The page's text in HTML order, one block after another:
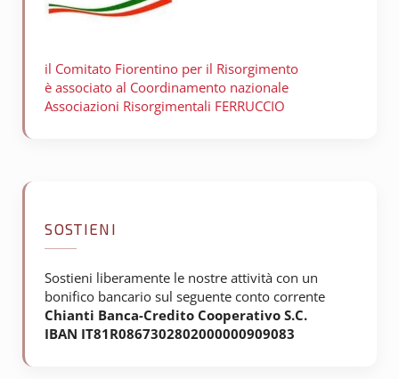
il Comitato Fiorentino per il Risorgimento
è associato al Coordinamento nazionale
Associazioni Risorgimentali FERRUCCIO
SOSTIENI
Sostieni liberamente le nostre attività con un
bonifico bancario sul seguente conto corrente
Chianti Banca-Credito Cooperativo S.C.
IBAN IT81R0867302802000000909083